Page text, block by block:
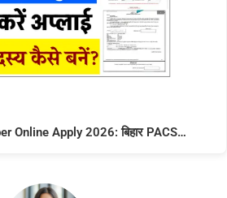
Online Apply 2026: बिहार PACS…